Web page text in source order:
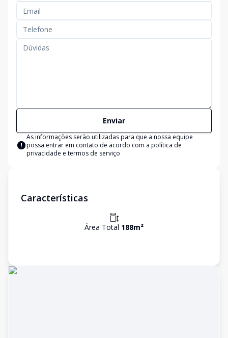
Enviar
As informações serão utilizadas para que a nossa equipe
possa entrar em contato de acordo com a política de
privacidade e termos de serviço
Características
Área Total 188m²